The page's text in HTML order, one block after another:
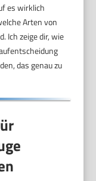
es wirklich
Arten von
Ich zeige dir, wie
das genau zu